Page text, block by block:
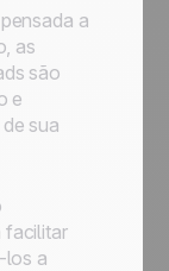
a
as
são
e
sua
facilitar
los a